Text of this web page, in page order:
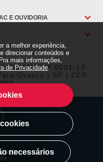
a melhor experiência,
direcionar conteúdos e
mais informações,
de Privacidade.
necessários
E OUVIDORIA
60.746.948.0001-12
Osasco | SP | CEP: